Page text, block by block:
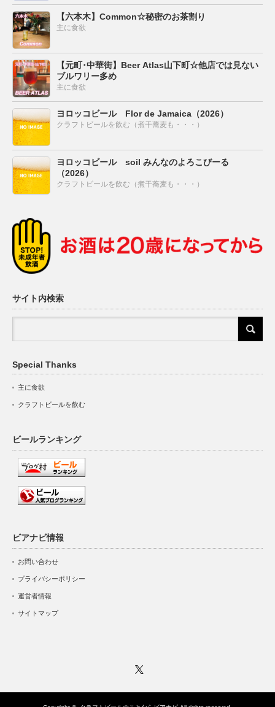
【六本木】Common☆秘密のお茶割り
主に食欲
【元町･中華街】Beer Atlas山下町☆他店では見ない
ブルワリー多め
主に食欲
ヨロッコビール Flor de Jamaica（2026）
クラフトビールを飲む（煮干蕎麦も・・・）
ヨロッコビール soil みんなのよろこびーる
（2026）
クラフトビールを飲む（煮干蕎麦も・・・）
サイト内検索
Special Thanks
主に食欲
クラフトビールを飲む
ビールランキング
ビアナビ情報
お問い合わせ
プライバシーポリシー
運営者情報
サイトマップ